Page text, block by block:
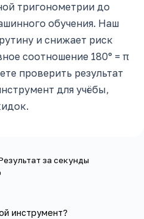
тригонометрии до
обучения. Наш
и снижает риск
соотношение 180° = π
проверить результат
для учёбы,
за секунды
инструмент?